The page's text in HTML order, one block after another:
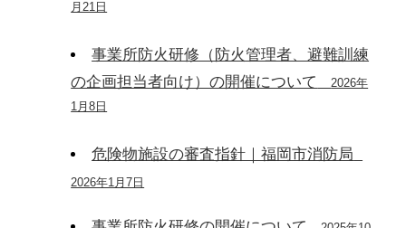
月21日
事業所防火研修（防火管理者、避難訓練
の企画担当者向け）の開催について
2026年
1月8日
危険物施設の審査指針｜福岡市消防局
2026年1月7日